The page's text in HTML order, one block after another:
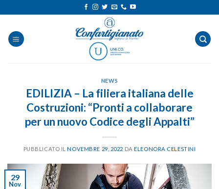
ai
contenuti
NEWS
EDILIZIA – La filiera italiana delle
Costruzioni: “Pronti a collaborare
per un nuovo Codice degli Appalti”
PUBBLICATO ILNOVEMBRE 29, 2022 DAELEONORA CELESTINI
29
Nov